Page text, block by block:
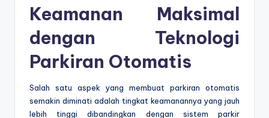
Keamanan Maksimal
dengan Teknologi
Parkiran Otomatis
Salah satu aspek yang membuat parkiran otomatis
semakin diminati adalah tingkat keamanannya yang jauh
lebih tinggi dibandingkan dengan sistem parkir